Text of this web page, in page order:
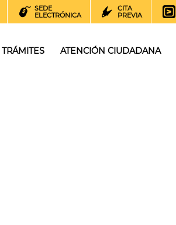
SEDE
ELECTRÓNICA
CITA
PREVIA
TRÁMITES ATENCIÓN CIUDADANA